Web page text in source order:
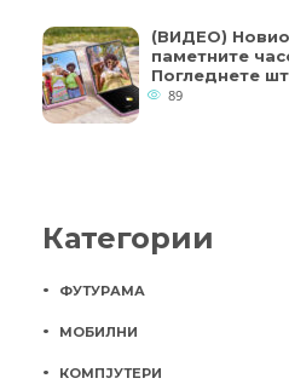
(ВИДЕО)
паметните
Погледнете
89
Категории
ФУТУРАМА
МОБИЛНИ
КОМПЈУТЕРИ